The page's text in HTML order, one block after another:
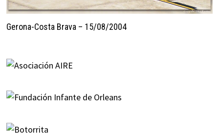
Gerona-Costa Brava – 15/08/2004